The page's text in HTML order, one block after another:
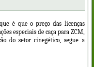
é que o preço das licenças
especiais de caça para ZCM,
do setor cinegético, segue a